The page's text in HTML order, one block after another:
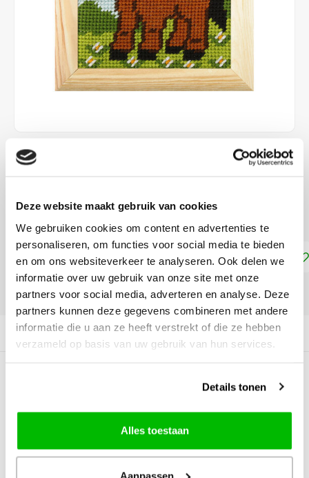
Deze website maakt gebruik van cookies
We gebruiken cookies om content en advertenties te
personaliseren, om functies voor social media te bieden
en om ons websiteverkeer te analyseren. Ook delen we
informatie over uw gebruik van onze site met onze
partners voor social media, adverteren en analyse. Deze
partners kunnen deze gegevens combineren met andere
informatie die u aan ze heeft verstrekt of die ze hebben
verzameld op basis van uw gebruik van hun services.
Details tonen
Alles toestaan
Aanpassen
€9,99
Kruissteek borduurpakket
Toevoegen aan winkelwagen
DELEN:
Productomschrijving
0Reviews